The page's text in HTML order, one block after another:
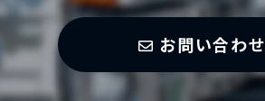
お問い合わせ